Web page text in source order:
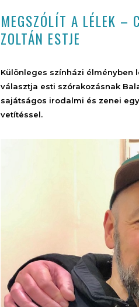
MEGSZÓLÍT A LÉLEK –
ZOLTÁN ESTJE
Különleges színházi élményben
választja esti szórakozásnak
sajátságos irodalmi és zenei
vetítéssel.